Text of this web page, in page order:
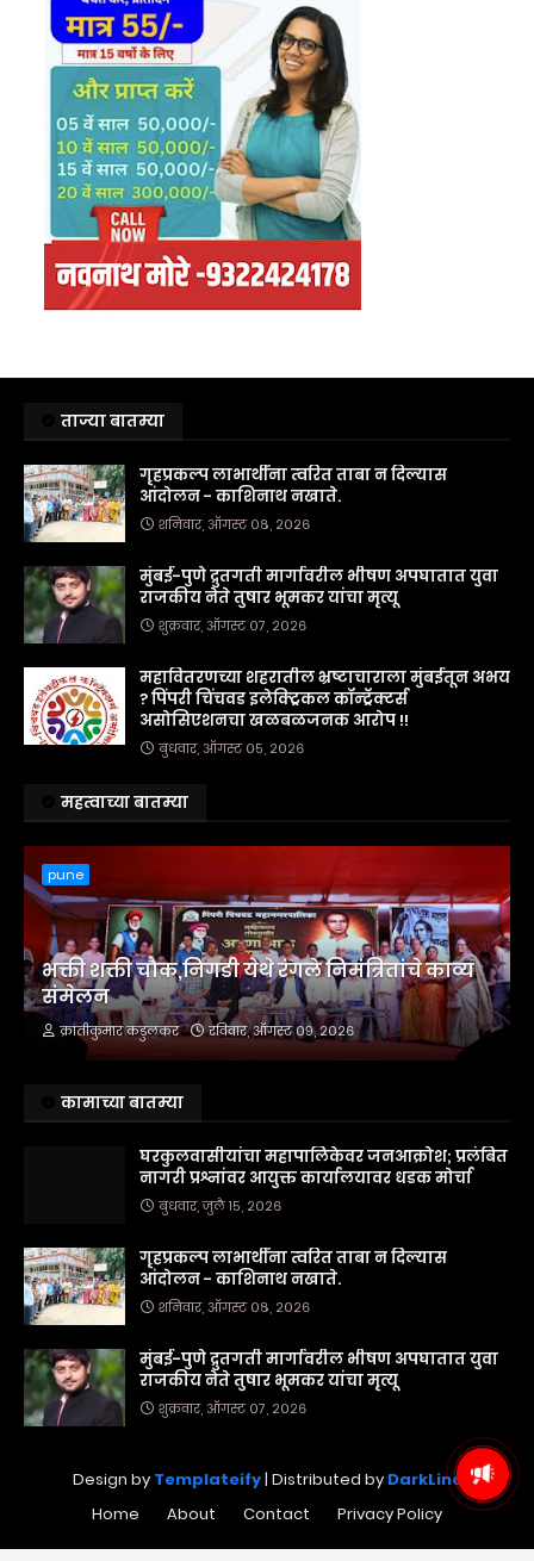
ताज्या बातम्या
गृहप्रकल्प लाभार्थींना त्वरित ताबा न दिल्यास
आंदोलन - काशिनाथ नखाते.
शनिवार, ऑगस्ट ०८, २०२६
मुंबई-पुणे द्रुतगती मार्गावरील भीषण अपघातात युवा
राजकीय नेते तुषार भूमकर यांचा मृत्यू
शुक्रवार, ऑगस्ट ०७, २०२६
महावितरणच्या शहरातील भ्रष्टाचाराला मुंबईतून अभय
? पिंपरी चिंचवड इलेक्ट्रिकल कॉन्ट्रॅक्टर्स
असोसिएशनचा खळबळजनक आरोप !!
बुधवार, ऑगस्ट ०५, २०२६
महत्वाच्या बातम्या
pune
भक्ती शक्ती चौक,निगडी येथे रंगले निमंत्रितांचे काव्य
संमेलन
क्रांतीकुमार कडुलकर रविवार, ऑगस्ट ०९, २०२६
कामाच्या बातम्या
घरकुलवासीयांचा महापालिकेवर जनआक्रोश; प्रलंबित
नागरी प्रश्नांवर आयुक्त कार्यालयावर धडक मोर्चा
बुधवार, जुलै १५, २०२६
गृहप्रकल्प लाभार्थींना त्वरित ताबा न दिल्यास
आंदोलन - काशिनाथ नखाते.
शनिवार, ऑगस्ट ०८, २०२६
मुंबई-पुणे द्रुतगती मार्गावरील भीषण अपघातात युवा
राजकीय नेते तुषार भूमकर यांचा मृत्यू
शुक्रवार, ऑगस्ट ०७, २०२६
Design by Templateify| Distributed by DarkLine
Home
About Contact Privacy Policy